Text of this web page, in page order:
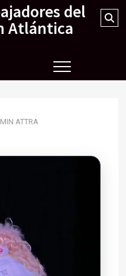
del
Atlántica
ATTRA